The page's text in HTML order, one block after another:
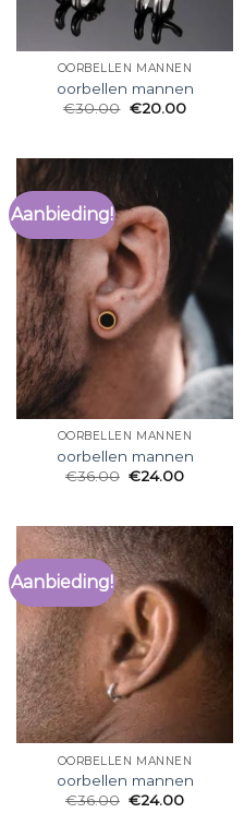
OORBELLEN MANNEN
oorbellen mannen
€30.00 €20.00
Aanbieding!
OORBELLEN MANNEN
oorbellen mannen
€36.00 €24.00
Aanbieding!
OORBELLEN MANNEN
oorbellen mannen
€36.00 €24.00